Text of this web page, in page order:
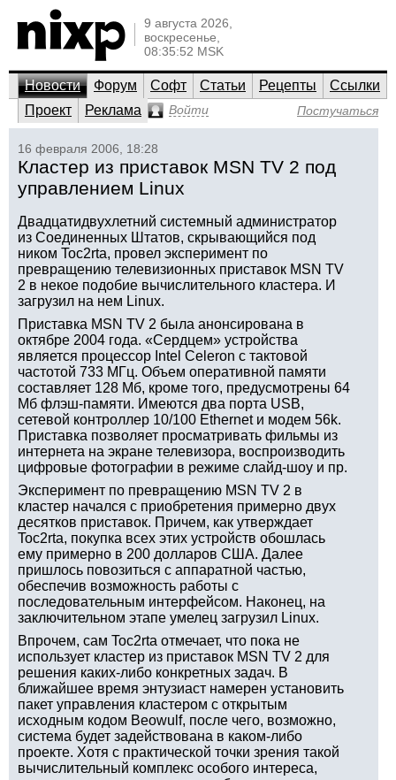
9 августа 2026,
воскресенье,
08:35:52 MSK
Новости Форум Софт Статьи Рецепты
Ссылки
Проект
Реклама Войти Постучаться
16 февраля 2006, 18:28
Кластер из приставок MSN TV 2 под
управлением Linux
Двадцатидвухлетний системный администратор
из Соединенных Штатов, скрывающийся под
ником Toc2rta, провел эксперимент по
превращению телевизионных приставок MSN TV
2 в некое подобие вычислительного кластера. И
загрузил на нем Linux.
Приставка MSN TV 2 была анонсирована в
октябре 2004 года. «Сердцем» устройства
является процессор Intel Celeron с тактовой
частотой 733 МГц. Объем оперативной памяти
составляет 128 Мб, кроме того, предусмотрены 64
Мб флэш-памяти. Имеются два порта USB,
сетевой контроллер 10/100 Ethernet и модем 56k.
Приставка позволяет просматривать фильмы из
интернета на экране телевизора, воспроизводить
цифровые фотографии в режиме слайд-шоу и пр.
Эксперимент по превращению MSN TV 2 в
кластер начался с приобретения примерно двух
десятков приставок. Причем, как утверждает
Toc2rta, покупка всех этих устройств обошлась
ему примерно в 200 долларов США. Далее
пришлось повозиться с аппаратной частью,
обеспечив возможность работы с
последовательным интерфейсом. Наконец, на
заключительном этапе умелец загрузил Linux.
Впрочем, сам Toc2rta отмечает, что пока не
использует кластер из приставок MSN TV 2 для
решения каких-либо конкретных задач. В
ближайшее время энтузиаст намерен установить
пакет управления кластером с открытым
исходным кодом Beowulf, после чего, возможно,
система будет задействована в каком-либо
проекте. Хотя с практической точки зрения такой
вычислительный комплекс особого интереса,